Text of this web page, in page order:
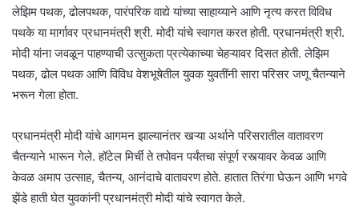
लेझिम पथक, ढोलपथक, पारंपरिक वाद्ये यांच्या साहाय्याने आणि नृत्य करत विविध
पथके या मार्गावर प्रधानमंत्री श्री. मोदी यांचे स्वागत करत होती. प्रधानमंत्री श्री.
मोदी यांना जवळून पाहण्याची उत्सुकता प्रत्येकाच्या चेहऱ्यावर दिसत होती. लेझिम
पथक, ढोल पथक आणि विविध वेशभूषेतील युवक युवतींनी सारा परिसर जणू चैतन्याने
भरून गेला होता.
प्रधानमंत्री मोदी यांचे आगमन झाल्यानंतर खऱ्या अर्थाने परिसरातील वातावरण
चैतन्याने भारून गेले. हॉटेल मिर्ची ते तपोवन पर्यंतचा संपूर्ण रस्त्यावर केवळ आणि
केवळ अमाप उत्साह, चैतन्य, आनंदाचे वातावरण होते. हातात तिरंगा घेऊन आणि भगवे
झेंडे हाती घेत युवकांनी प्रधानमंत्री मोदी यांचे स्वागत केले.